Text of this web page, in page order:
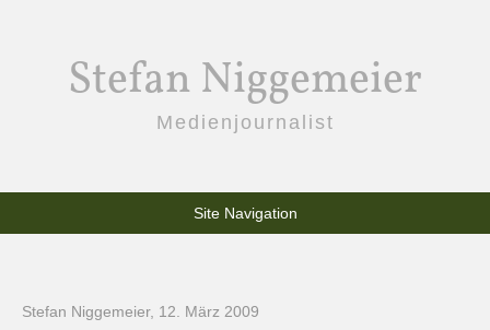
Stefan Niggemeier
Medienjournalist
Site Navigation
Stefan Niggemeier, 12. März 2009